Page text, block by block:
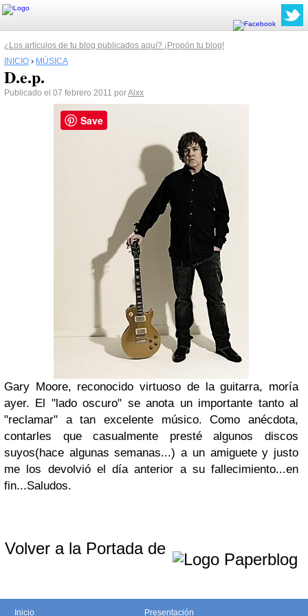
¿Los artículos de tu blog publicados aquí? ¡Propón tu blog!
INICIO › MÚSICA
D.e.p.
Publicado el 07 febrero 2011 porAlxx
Gary Moore, reconocido virtuoso de la guitarra, moría
ayer. El "lado oscuro" se anota un importante tanto al
"reclamar" a tan excelente músico. Como anécdota,
contarles que casualmente presté algunos discos
suyos(hace algunas semanas...) a un amiguete y justo
me los devolvió el día anterior a su fallecimiento...en
fin...Saludos.
Volver a la Portada de
Inicio Presentación
Save